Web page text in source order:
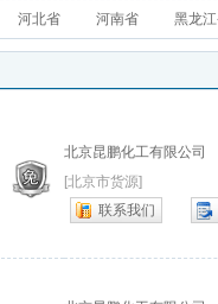
河北省 河南省 黑龙
北京昆鹏化工有限公司
[北京市货源]
联系我们